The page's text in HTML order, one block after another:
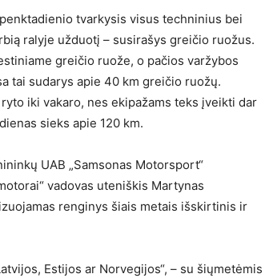
tvarkysis visus techninius bei
ralyje užduotį – susirašys greičio ruožus.
greičio ruože, o pačios varžybos
tai sudarys apie 40 km greičio ruožų.
iki vakaro, nes ekipažams teks įveikti dar
sieks apie 120 km.
UAB „Samsonas Motorsport“
vadovas uteniškis Martynas
renginys šiais metais išskirtinis ir
Estijos ar Norvegijos“, – su šiųmetėmis